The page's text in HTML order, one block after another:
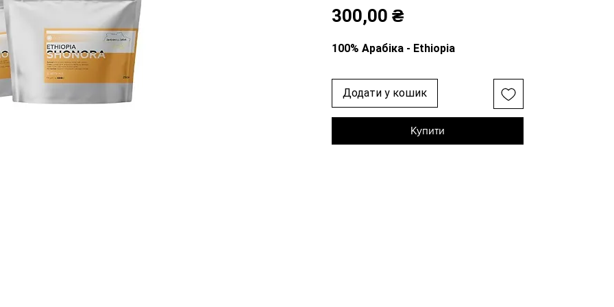
300,00 ₴Ціна
100% Арабіка - Ethiopia
Додати у кошик
Купити